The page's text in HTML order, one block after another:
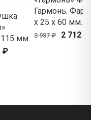
115 мм.
₽
Гармонь.
x 25 x 60 мм.
3 987 ₽ 2 712 ₽